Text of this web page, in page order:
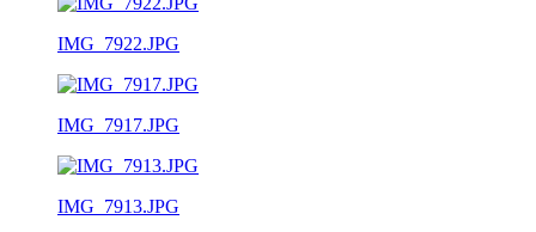
IMG_7922.JPG
IMG_7917.JPG
IMG_7913.JPG